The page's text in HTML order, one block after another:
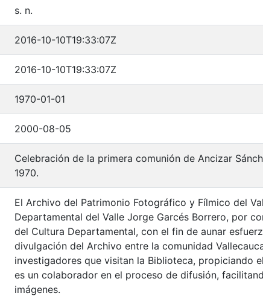
s. n.
2016-10-10T19:33:07Z
2016-10-10T19:33:07Z
1970-01-01
2000-08-05
Celebración de la primera comunión de Ancizar
1970.
El Archivo del Patrimonio Fotográfico y Fílmico del
Departamental del Valle Jorge Garcés Borrero, por
del Cultura Departamental, con el fin de aunar
divulgación del Archivo entre la comunidad
investigadores que visitan la Biblioteca, propiciando
es un colaborador en el proceso de difusión,
imágenes.